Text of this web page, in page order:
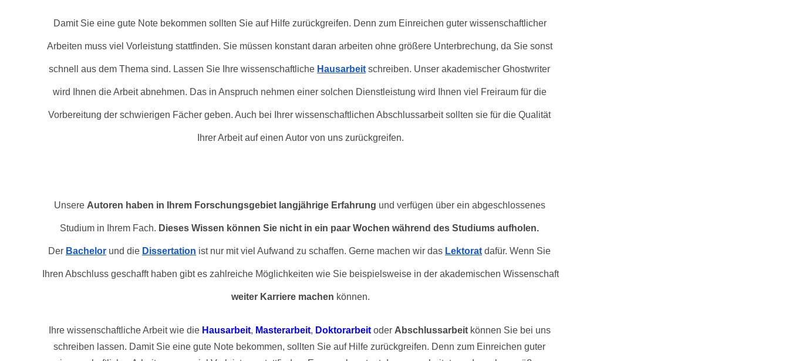
Damit Sie eine gute Note bekommen sollten Sie auf Hilfe zurückgreifen. Denn zum Einreichen guter wissenschaftlicher
Arbeiten muss viel Vorleistung stattfinden. Sie müssen konstant daran arbeiten ohne größere Unterbrechung, da Sie sonst
schnell aus dem Thema sind. Lassen Sie Ihre wissenschaftliche Hausarbeit schreiben. Unser akademischer Ghostwriter
wird Ihnen die Arbeit abnehmen. Das in Anspruch nehmen einer solchen Dienstleistung wird Ihnen viel Freiraum für die
Vorbereitung der schwierigen Fächer geben. Auch bei Ihrer wissenschaftlichen Abschlussarbeit sollten sie für die Qualität
Ihrer Arbeit auf einen Autor von uns zurückgreifen.
Unsere Autoren haben in Ihrem Forschungsgebiet langjährige Erfahrung und verfügen über ein abgeschlossenes
Studium in Ihrem Fach.
Der Bachelor und die Dissertation ist nur mit viel Aufwand zu schaffen. Gerne machen wir das Lektorat dafür. Wenn Sie
Ihren Abschluss geschafft haben gibt es zahlreiche Möglichkeiten wie Sie beispielsweise in der akademischen Wissenschaft
weiter Karriere machen können.
Ihre wissenschaftliche Arbeit wie die Hausarbeit, Masterarbeit, Doktorarbeit oder Abschlussarbeit können Sie bei uns
schreiben lassen. Damit Sie eine gute Note bekommen, sollten Sie auf Hilfe zurückgreifen. Denn zum Einreichen guter